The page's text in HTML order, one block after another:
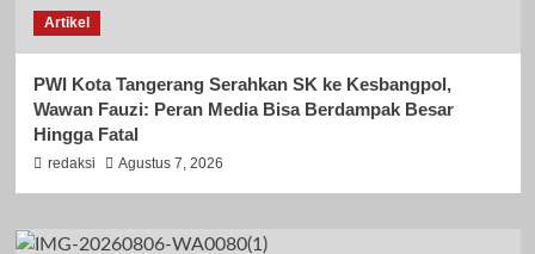
Artikel
PWI Kota Tangerang Serahkan SK ke Kesbangpol,
Wawan Fauzi: Peran Media Bisa Berdampak Besar
Hingga Fatal
redaksi Agustus 7, 2026